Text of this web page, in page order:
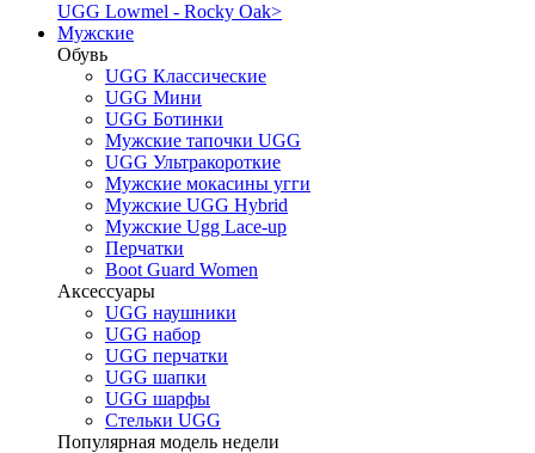
UGG Lowmel - Rocky Oak>
Мужские
Обувь
UGG Классические
UGG Мини
UGG Ботинки
Мужские тапочки UGG
UGG Ультракороткие
Мужские мокасины угги
Мужские UGG Hybrid
Мужские Ugg Lace-up
Перчатки
Boot Guard Women
Аксессуары
UGG наушники
UGG набор
UGG перчатки
UGG шапки
UGG шарфы
Стельки UGG
Популярная модель недели